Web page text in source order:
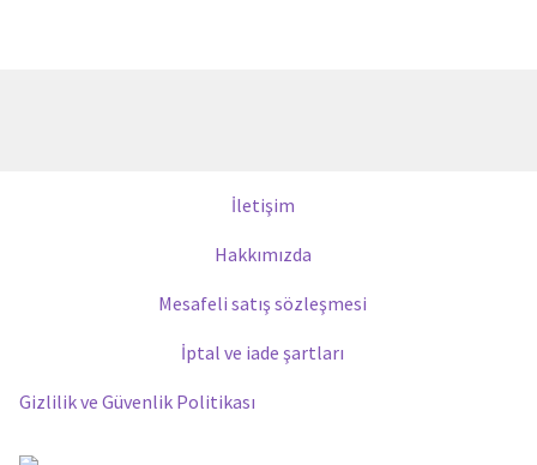
İletişim
Hakkımızda
Mesafeli satış sözleşmesi
İptal ve iade şartları
Gizlilik ve Güvenlik Politikası